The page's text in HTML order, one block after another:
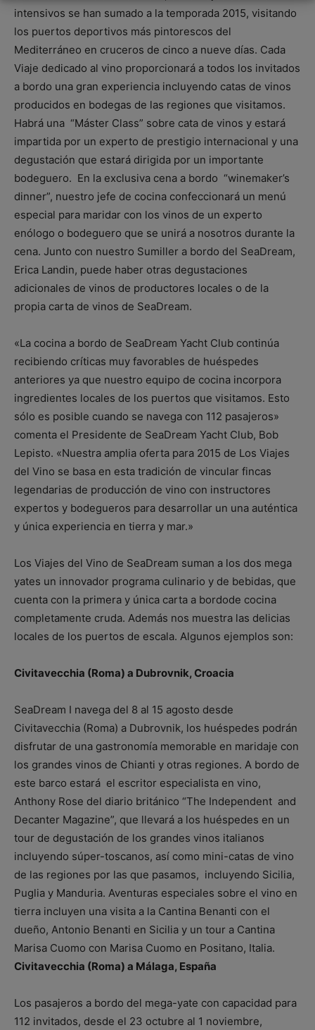
intensivos se han sumado a la temporada 2015, visitando
los puertos deportivos más pintorescos del
Mediterráneo en cruceros de cinco a nueve días. Cada
Viaje dedicado al vino proporcionará a todos los invitados
a bordo una gran experiencia incluyendo catas de vinos
producidos en bodegas de las regiones que visitamos.
Habrá una “Máster Class” sobre cata de vinos y estará
impartida por un experto de prestigio internacional y una
degustación que estará dirigida por un importante
bodeguero. En la exclusiva cena a bordo “winemaker’s
dinner”, nuestro jefe de cocina confeccionará un menú
especial para maridar con los vinos de un experto
enólogo o bodeguero que se unirá a nosotros durante la
cena. Junto con nuestro Sumiller a bordo del SeaDream,
Erica Landin, puede haber otras degustaciones
adicionales de vinos de productores locales o de la
propia carta de vinos de SeaDream.
«La cocina a bordo de SeaDream Yacht Club continúa
recibiendo críticas muy favorables de huéspedes
anteriores ya que nuestro equipo de cocina incorpora
ingredientes locales de los puertos que visitamos. Esto
sólo es posible cuando se navega con 112 pasajeros»
comenta el Presidente de SeaDream Yacht Club, Bob
Lepisto. «Nuestra amplia oferta para 2015 de Los Viajes
del Vino se basa en esta tradición de vincular fincas
legendarias de producción de vino con instructores
expertos y bodegueros para desarrollar un una auténtica
y única experiencia en tierra y mar.»
Los Viajes del Vino de SeaDream suman a los dos mega
yates un innovador programa culinario y de bebidas, que
cuenta con la primera y única carta a bordode cocina
completamente cruda. Además nos muestra las delicias
locales de los puertos de escala. Algunos ejemplos son:
Civitavecchia (Roma) a Dubrovnik, Croacia
SeaDream I navega del 8 al 15 agosto desde
Civitavecchia (Roma) a Dubrovnik, los huéspedes podrán
disfrutar de una gastronomía memorable en maridaje con
los grandes vinos de Chianti y otras regiones. A bordo de
este barco estará el escritor especialista en vino,
Anthony Rose del diario británico “The Independent and
Decanter Magazine”, que llevará a los huéspedes en un
tour de degustación de los grandes vinos italianos
incluyendo súper-toscanos, así como mini-catas de vino
de las regiones por las que pasamos, incluyendo Sicilia,
Puglia y Manduria. Aventuras especiales sobre el vino en
tierra incluyen una visita a la Cantina Benanti con el
dueño, Antonio Benanti en Sicilia y un tour a Cantina
Marisa Cuomo con Marisa Cuomo en Positano, Italia.
Civitavecchia (Roma) a Málaga, España
Los pasajeros a bordo del mega-yate con capacidad para
112 invitados, desde el 23 octubre al 1 noviembre,